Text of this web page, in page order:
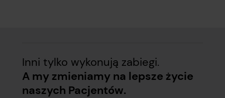
Inni tylko wykonują zabiegi.
A my zmieniamy na lepsze życie
naszych Pacjentów.